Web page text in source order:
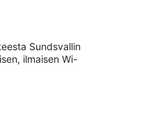
Sundsvallin
ilmaisen Wi-